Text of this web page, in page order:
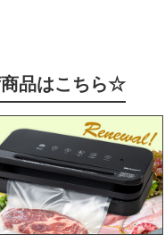
品はこちら☆